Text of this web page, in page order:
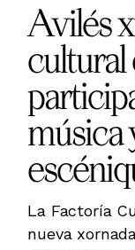
Avilés
cultural
música
La Factoría
nueva